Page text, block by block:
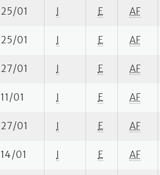
25/01 I E AF
25/01 I E AF
27/01 I E AF
11/01 I E AF
27/01 I E AF
14/01 I E AF